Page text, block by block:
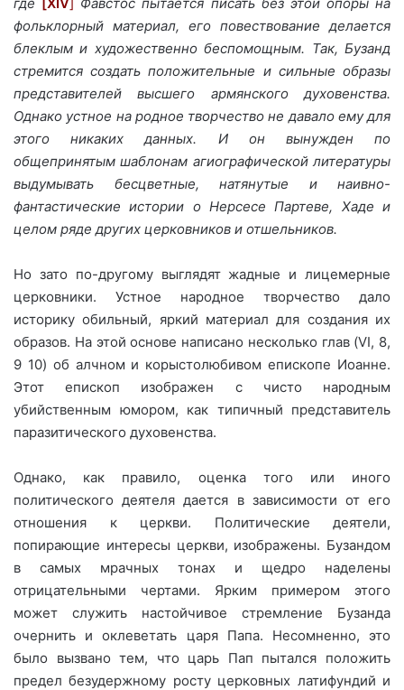
фольклорный материал, его повествование делается
блеклым и художественно беспомощным. Так, Бузанд
стремится создать положительные и сильные образы
представителей высшего армянского духовенства.
Однако устное на родное творчество не давало ему для
этого никаких данных. И он вынужден по
общепринятым шаблонам агиографической литературы
выдумывать бесцветные, натянутые и наивно-
фантастические истории о Нерсесе Партеве, Хаде и
целом ряде других церковников и отшельников.
Но зато по-другому выглядят жадные и лицемерные
церковники. Устное народное творчество дало
историку обильный, яркий материал для создания их
образов. На этой основе написано несколько глав (VI, 8,
9 10) об алчном и корыстолюбивом епископе Иоанне.
Этот епископ изображен с чисто народным
убийственным юмором, как типичный представитель
паразитического духовенства.
Однако, как правило, оценка того или иного
политического деятеля дается в зависимости от его
отношения к церкви. Политические деятели,
попирающие интересы церкви, изображены. Бузандом
в самых мрачных тонах и щедро наделены
отрицательными чертами. Ярким примером этого
может служить настойчивое стремление Бузанда
очернить и оклеветать царя Папа. Несомненно, это
было вызвано тем, что царь Пап пытался положить
предел безудержному росту церковных латифундий и